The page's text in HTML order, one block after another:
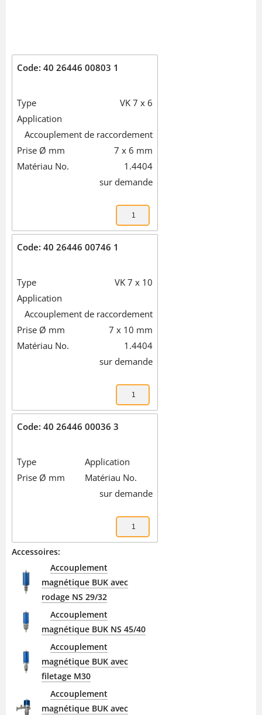
Code: 40 26446 00803 1
Type
VK 7 x 6
Application
Accouplement de raccordement
Prise Ø mm
7 x 6 mm
Matériau No.
1.4404
sur demande
Code: 40 26446 00746 1
Type
VK 7 x 10
Application
Accouplement de raccordement
Prise Ø mm
7 x 10 mm
Matériau No.
1.4404
sur demande
Code: 40 26446 00036 3
Type
Application
Prise Ø mm
Matériau No.
sur demande
Accessoires:
Accouplement
magnétique BUK avec
rodage NS 29/32
Accouplement
magnétique BUK NS 45/40
Accouplement
magnétique BUK avec
filetage M30
Accouplement
magnétique BUK avec